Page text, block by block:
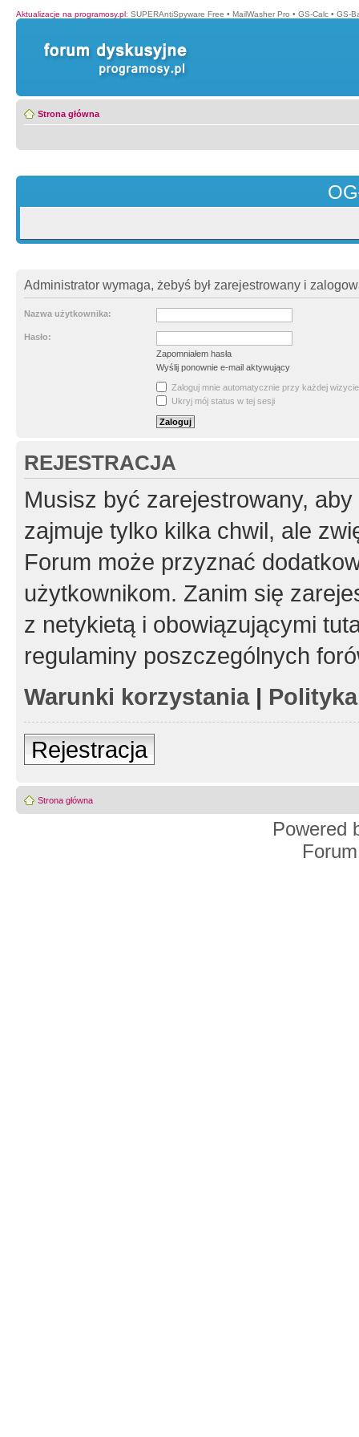
Aktualizacje na programosy.pl: SUPERAntiSpyware Free • MailWasher Pro • GS-Calc • GS-
Strona główna
Administrator wymaga, żebyś był zarejestrowany i
Nazwa użytkownika:
Hasło:
Zapomniałem hasła
Wyślij ponownie e-mail aktywujący
Zaloguj mnie automatycznie przy każdej wizycie
Ukryj mój status w tej sesji
REJESTRACJA
Musisz być zarejestrowany,
zajmuje tylko kilka chwil, ale
Forum może przyznać
użytkownikom. Zanim się
z netykietą i obowiązującymi
regulaminy poszczególnych
Warunki korzystania|
Rejestracja
Strona główna
Powered